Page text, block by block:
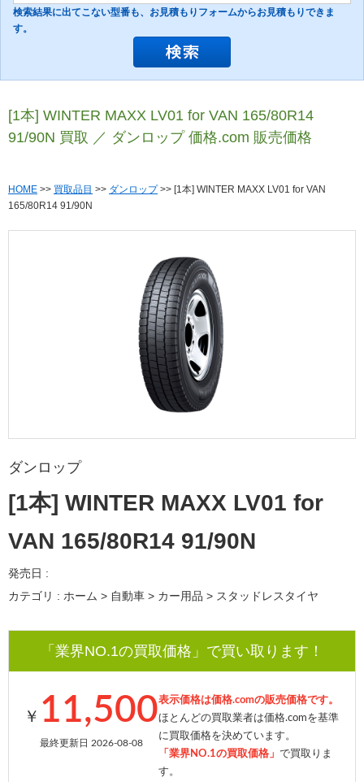
検索結果に出てこない型番も、お見積もりフォームからお見積もりできま
す。
[1本] WINTER MAXX LV01 for VAN 165/80R14
91/90N 買取 ／ ダンロップ 価格.com 販売価格
HOME >> 買取品目 >> ダンロップ>> [1本] WINTER MAXX LV01 for VAN
165/80R14 91/90N
ダンロップ
[1本] WINTER MAXX LV01 for
VAN 165/80R14 91/90N
発売日 :
カテゴリ : ホーム > 自動車 > カー用品 > スタッドレスタイヤ
「業界NO.1の買取価格」で買い取ります！
￥ 11,500
最終更新日 2026-08-08
表示価格は価格.comの販売価格です。
ほとんどの買取業者は価格.comを基準
に買取価格を決めています。
「業界NO.1の買取価格」 で買取りま
す。